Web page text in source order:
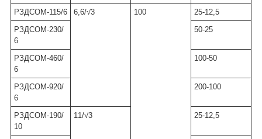
РЗДСОМ-115/6 6,6/√3 100
25-12,5
РЗДСОМ-230/
6
50-25
РЗДСОМ-460/
6
100-50
РЗДСОМ-920/
6
200-100
РЗДСОМ-190/
10
11/√3 25-12,5